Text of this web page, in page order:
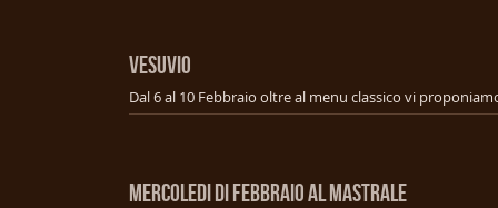
VESUVIO
MERCOLEDI DI FEBBRAIO AL MASTRALE